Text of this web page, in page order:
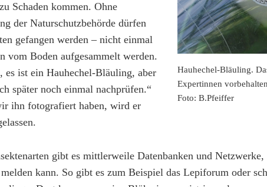
Hauhechel-Bläuling.
Expertinnen
Foto: B.Pfeiffer
Schaden kommen. Ohne
der Naturschutzbehörde dürfen
gefangen werden – nicht einmal
vom Boden aufgesammelt werden.
es ist ein Hauhechel-Bläuling, aber
später noch einmal nachprüfen.“
ihn fotografiert haben, wird er
gibt es mittlerweile Datenbanken und Netzwerke,
kann. So gibt es zum Beispiel das Lepiforum oder